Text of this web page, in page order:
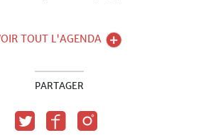
TOUT L'AGENDA
PARTAGER